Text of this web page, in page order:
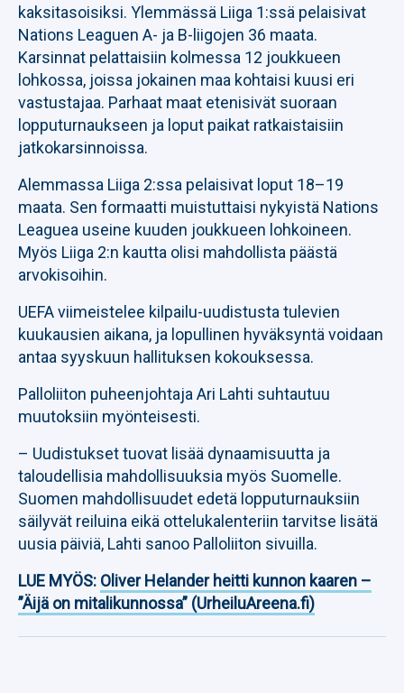
kaksitasoisiksi. Ylemmässä Liiga 1:ssä pelaisivat
Nations Leaguen A- ja B-liigojen 36 maata.
Karsinnat pelattaisiin kolmessa 12 joukkueen
lohkossa, joissa jokainen maa kohtaisi kuusi eri
vastustajaa. Parhaat maat etenisivät suoraan
lopputurnaukseen ja loput paikat ratkaistaisiin
jatkokarsinnoissa.
Alemmassa Liiga 2:ssa pelaisivat loput 18–19
maata. Sen formaatti muistuttaisi nykyistä Nations
Leaguea useine kuuden joukkueen lohkoineen.
Myös Liiga 2:n kautta olisi mahdollista päästä
arvokisoihin.
UEFA viimeistelee kilpailu-uudistusta tulevien
kuukausien aikana, ja lopullinen hyväksyntä voidaan
antaa syyskuun hallituksen kokouksessa.
Palloliiton puheenjohtaja Ari Lahti suhtautuu
muutoksiin myönteisesti.
– Uudistukset tuovat lisää dynaamisuutta ja
taloudellisia mahdollisuuksia myös Suomelle.
Suomen mahdollisuudet edetä lopputurnauksiin
säilyvät reiluina eikä ottelukalenteriin tarvitse lisätä
uusia päiviä, Lahti sanoo Palloliiton sivuilla.
LUE MYÖS: Oliver Helander heitti kunnon kaaren –
”Äijä on mitalikunnossa” (UrheiluAreena.fi)